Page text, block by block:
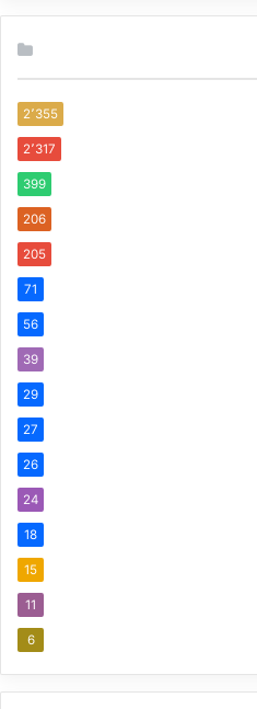
2٬355
2٬317
399
206
205
71
56
39
29
27
26
24
18
15
11
6